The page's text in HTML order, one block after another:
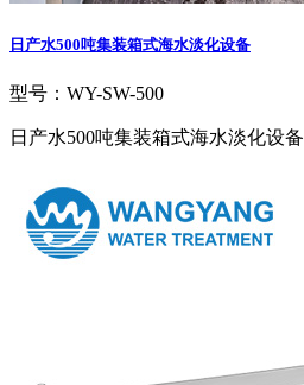
日产水500吨集装箱式海水淡化设备
型号：WY-SW-500
日产水500吨集装箱式海水淡化设备